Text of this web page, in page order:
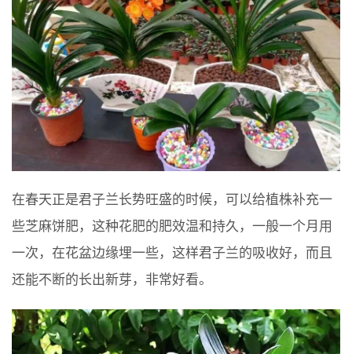
在春天正是君子兰长势旺盛的时候，可以给植株补充一
些芝麻饼肥，这种花肥的肥效温和持久，一般一个月用
一次，在花盆边缘埋一些，这样君子兰的吸收好，而且
还能不断的长出新芽，非常好看。